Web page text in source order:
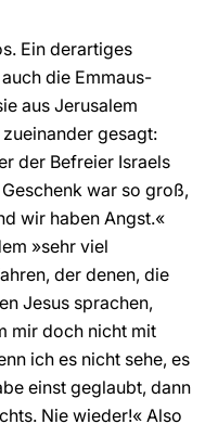
Ein derartiges
die Emmaus-
aus Jerusalem
gesagt:
der Befreier Israels
war so groß,
wir haben Angst.«
»sehr viel
der denen, die
Jesus sprachen,
mir doch nicht mit
ich es nicht sehe, es
einst geglaubt, dann
Nie wieder!« Also